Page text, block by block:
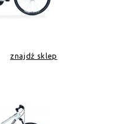
znajdź sklep